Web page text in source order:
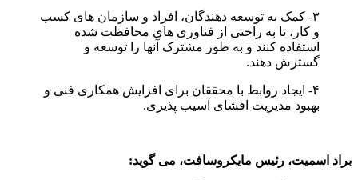
۳- کمک به توسعه دهندگان، افراد و سازمان های کسب
و کار، تا به راحتی از فناوری های محافظت شده
استفاده کنند و به طور مشترک آنها را توسعه و
گسترش دهند.
۴- ایجاد روابط با محققان برای افزایش همکاری فنی و
بهبود مدیریت افشای آسیب پذیری.
براد اسمیت، رئیس مایکروسافت، می گوید: